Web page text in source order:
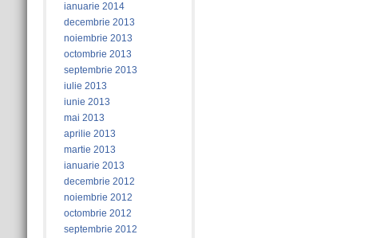
ianuarie 2014
decembrie 2013
noiembrie 2013
octombrie 2013
septembrie 2013
iulie 2013
iunie 2013
mai 2013
aprilie 2013
martie 2013
ianuarie 2013
decembrie 2012
noiembrie 2012
octombrie 2012
septembrie 2012